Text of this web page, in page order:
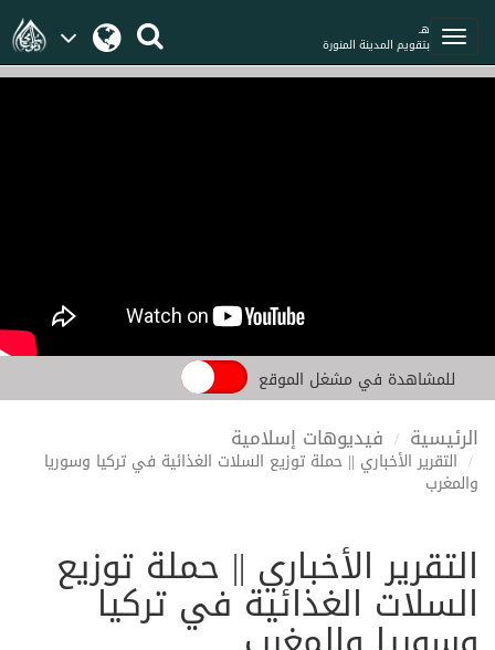
هـ
بتقويم المدينة المنورة
للمشاهدة في مشغل الموقع
الرئيسية فيديوهات إسلامية
التقرير الأخباري || حملة توزيع السلات الغذائية في تركيا وسوريا
والمغرب
التقرير الأخباري || حملة توزيع
السلات الغذائية في تركيا